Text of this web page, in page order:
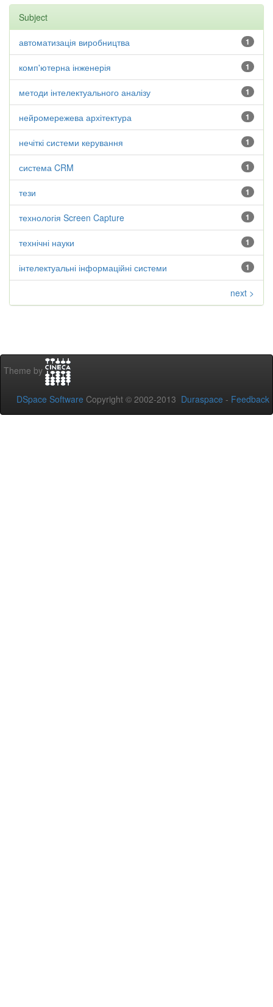
Subject
1
автоматизація виробництва
1
комп'ютерна інженерія
1
методи інтелектуального аналізу
1
нейромережева архітектура
1
нечіткі системи керування
1
система CRM
1
тези
1
технологія Screen Capture
1
технічні науки
1
інтелектуальні інформаційні системи
next >
Theme by
DSpace Software Copyright © 2002-2013 Duraspace - Feedback